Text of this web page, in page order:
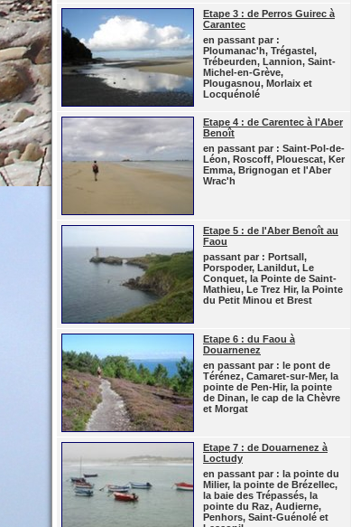
Etape 3 : de Perros Guirec à
Carantec
en passant par :
Ploumanac'h, Trégastel,
Trébeurden, Lannion, Saint-
Michel-en-Grève,
Plougasnou, Morlaix et
Locquénolé
Etape 4 : de Carentec à l'Aber
Benoît
en passant par : Saint-Pol-de-
Léon, Roscoff, Plouescat, Ker
Emma, Brignogan et l'Aber
Wrac'h
Etape 5 : de l'Aber Benoît au
Faou
passant par : Portsall,
Porspoder, Lanildut, Le
Conquet, la Pointe de Saint-
Mathieu, Le Trez Hir, la Pointe
du Petit Minou et Brest
Etape 6 : du Faou à
Douarnenez
en passant par : le pont de
Térénez, Camaret-sur-Mer, la
pointe de Pen-Hir, la pointe
de Dinan, le cap de la Chèvre
et Morgat
Etape 7 : de Douarnenez à
Loctudy
en passant par : la pointe du
Milier, la pointe de Brézellec,
la baie des Trépassés, la
pointe du Raz, Audierne,
Penhors, Saint-Guénolé et